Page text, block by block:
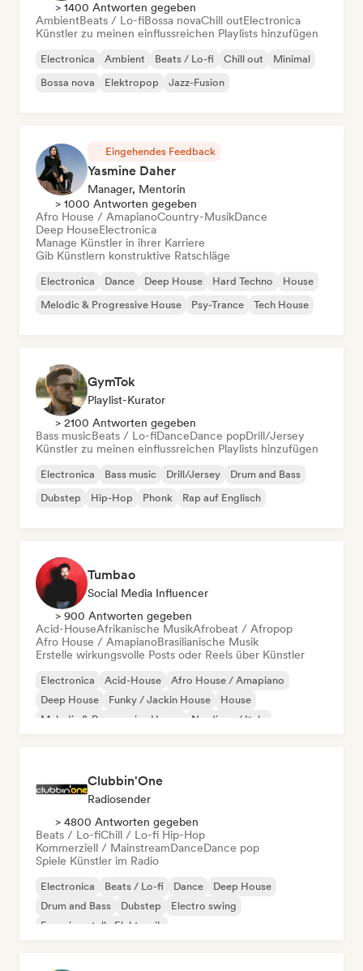
> 1400 Antworten gegeben
AmbientBeats / Lo-fiBossa novaChill outElectronica
Künstler zu meinen einflussreichen Playlists hinzufügen
Electronica Ambient Beats / Lo-fi Chill out
Minimal
Bossa nova
Elektropop Jazz-Fusion
Eingehendes Feedback
Yasmine Daher
Manager, Mentorin
> 1000 Antworten gegeben
Afro House / AmapianoCountry-MusikDance
Deep HouseElectronica
Manage Künstler in ihrer Karriere
Gib Künstlern konstruktive Ratschläge
Electronica Dance Deep House Hard Techno
House
Melodic & Progressive House
Psy-Trance Tech House
GymTok
Playlist-Kurator
> 2100 Antworten gegeben
Bass musicBeats / Lo-fiDanceDance popDrill/Jersey
Künstler zu meinen einflussreichen Playlists hinzufügen
Electronica Bass music Drill/Jersey
Drum and Bass
Dubstep
Hip-Hop Phonk Rap auf Englisch
Tumbao
Social Media Influencer
> 900 Antworten gegeben
Acid-HouseAfrikanische MusikAfrobeat / Afropop
Afro House / AmapianoBrasilianische Musik
Erstelle wirkungsvolle Posts oder Reels über Künstler
Electronica Acid-House
Afro House / Amapiano
Deep House
Funky / Jackin House
House
Melodic & Progressive House
Nu-disco / Italo
Clubbin'One
Radiosender
> 4800 Antworten gegeben
Beats / Lo-fiChill / Lo-fi Hip-Hop
Kommerziell / MainstreamDanceDance pop
Spiele Künstler im Radio
Electronica Beats / Lo-fi Dance
Deep House
Drum and Bass
Dubstep
Electro swing
Experimentelle Elektronik